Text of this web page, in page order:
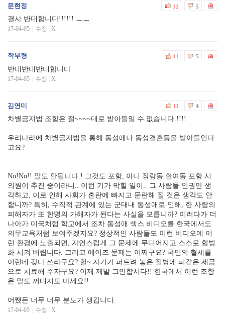
문현정 12 5
결사 반대합니다!!!!!! ㅡㅡ
17-04-05 수정 X
학부형 11 5
반대반대반대합니다
17-04-05 수정 X
김연미 11 4
차별금지법 조항은 절~~~~대로 받아들일 수 없습니다.!!!!
우리나라에 차별금지법을 통해 동성애나 동성결혼등을 받아들인다
고요?
No!No!! 말도 안됩니다.! 그것도 포항, 아니 장량동 환여동 포항 시
의원이 추진 중이라니.. 이런 기가 막힐 일이.. 그 사람들 인권만 생
각하고, 이로 인해 사회가 혼란에 빠지고 문란해 질 것은 생각도 안
합니까? 특히, 수직적 관계에 있는 군대내 동성애로 인해, 한 사람의
피해자가 또 한명의 가해자가 된다는 사실을 모릅니까? 이러다가 더
나아가 미국처럼 학교에서 조차 동성애 섹스 비디오를 한국에서도
의무교육처럼 보여주겠지요? 정상적인 사람들도 이런 비디오에 이
런 환경에 노출되면, 자연스럽게 그 문제에 무디어지고 스스로 합법
화 시켜 버립니다. 그리고 에이즈 문제는 어쩌구요? 국민의 혈세를
이런데 갖다 쓰라구요? 헐~ 자기가 퍼트려 놓은 질병에 피같은 세금
으로 치료해 주자구요? 이제 제발 그만합시다!! 한국에서 이런 조항
은 말도 꺼내지도 마세요!!
어쨌든 너무 너무 분노가 생깁니다.
17-04-05 수정 X